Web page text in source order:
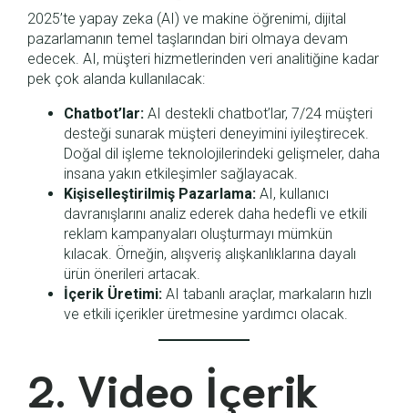
2025’te yapay zeka (AI) ve makine öğrenimi, dijital
pazarlamanın temel taşlarından biri olmaya devam
edecek. AI, müşteri hizmetlerinden veri analitiğine kadar
pek çok alanda kullanılacak:
Chatbot’lar: AI destekli chatbot’lar, 7/24 müşteri
desteği sunarak müşteri deneyimini iyileştirecek.
Doğal dil işleme teknolojilerindeki gelişmeler, daha
insana yakın etkileşimler sağlayacak.
Kişiselleştirilmiş Pazarlama: AI, kullanıcı
davranışlarını analiz ederek daha hedefli ve etkili
reklam kampanyaları oluşturmayı mümkün
kılacak. Örneğin, alışveriş alışkanlıklarına dayalı
ürün önerileri artacak.
İçerik Üretimi: AI tabanlı araçlar, markaların hızlı
ve etkili içerikler üretmesine yardımcı olacak.
2. Video İçerik